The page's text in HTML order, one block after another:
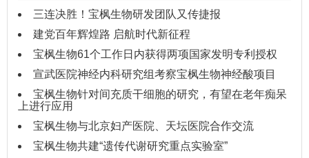
三连决胜！宝枫生物研发团队又传捷报
建党百年辉煌路 启航时代新征程
宝枫生物61个工作日内获得两项国家发明专利授权
宣武医院神经内科研究组考察宝枫生物神经酸项目
宝枫生物针对间充质干细胞的研究，有望在老年痴呆
上进行应用
宝枫生物与北京妇产医院、天坛医院合作交流
宝枫生物共建“遗传代谢研究重点实验室”